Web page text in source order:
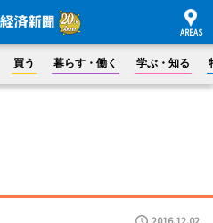
買う 暮らす・働く 学ぶ・知る